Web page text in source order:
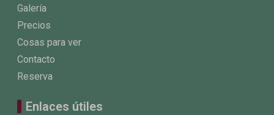
Galería
Precios
Cosas para ver
Contacto
Reserva
Enlaces útiles